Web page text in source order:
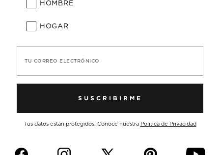
HOMBRE
HOGAR
TU CORREO ELECTRÓNICO
SUSCRIBIRME
Tus datos están protegidos. Conoce nuestra Política de Privacidad